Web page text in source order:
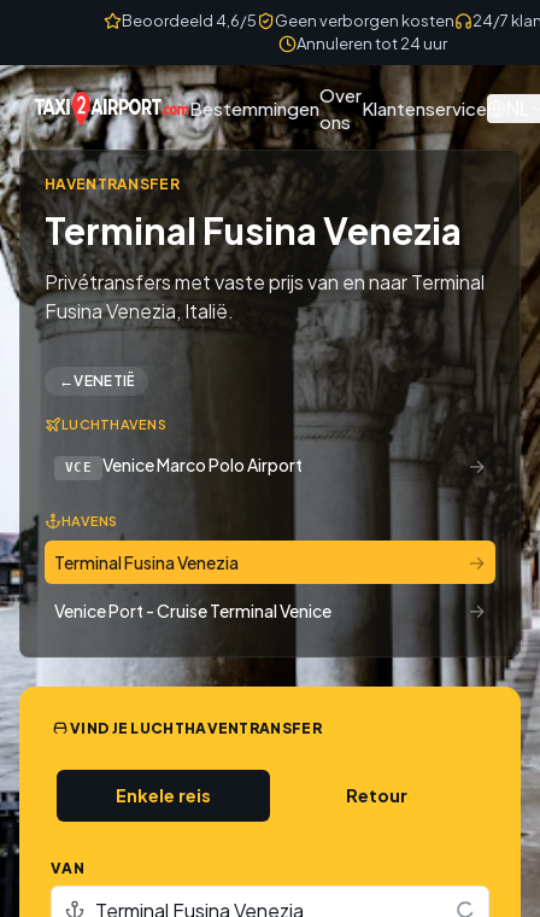
Skip to contentBeoordeeld 4,6/5 Geen verborgen kosten
24/7
Annuleren tot 24 uur
Bestemmingen
Over
ons
Klantenservice
HAVENTRANSFER
Terminal Fusina Venezia
Privétransfers met vaste prijs van en naar Terminal
Fusina Venezia, Italië.
←VENETIË
LUCHTHAVENS
VCE Venice Marco Polo Airport →
HAVENS
Terminal Fusina Venezia →
Venice Port - Cruise Terminal Venice →
VIND JE LUCHTHAVENTRANSFER
Enkele reis Retour
VAN